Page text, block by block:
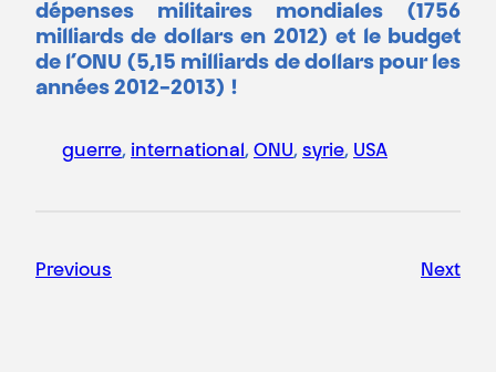
dépenses militaires mondiales (1756
milliards de dollars en 2012) et le budget
de l’ONU (5,15 milliards de dollars pour les
années 2012-2013) !
guerre, international , ONU, syrie, USA
Previous Next